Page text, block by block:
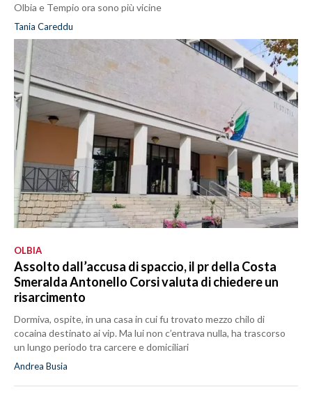
Olbia e Tempio ora sono più vicine
Tania Careddu
OLBIA
Assolto dall’accusa di spaccio, il pr della Costa
Smeralda Antonello Corsi valuta di chiedere un
risarcimento
Dormiva, ospite, in una casa in cui fu trovato mezzo chilo di
cocaina destinato ai vip. Ma lui non c’entrava nulla, ha trascorso
un lungo periodo tra carcere e domiciliari
Andrea Busia